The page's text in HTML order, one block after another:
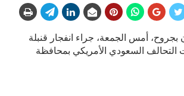
أمس الجمعة، جراء انفجار قنبلة
التحالف السعودي الأمريكي بمحافظة